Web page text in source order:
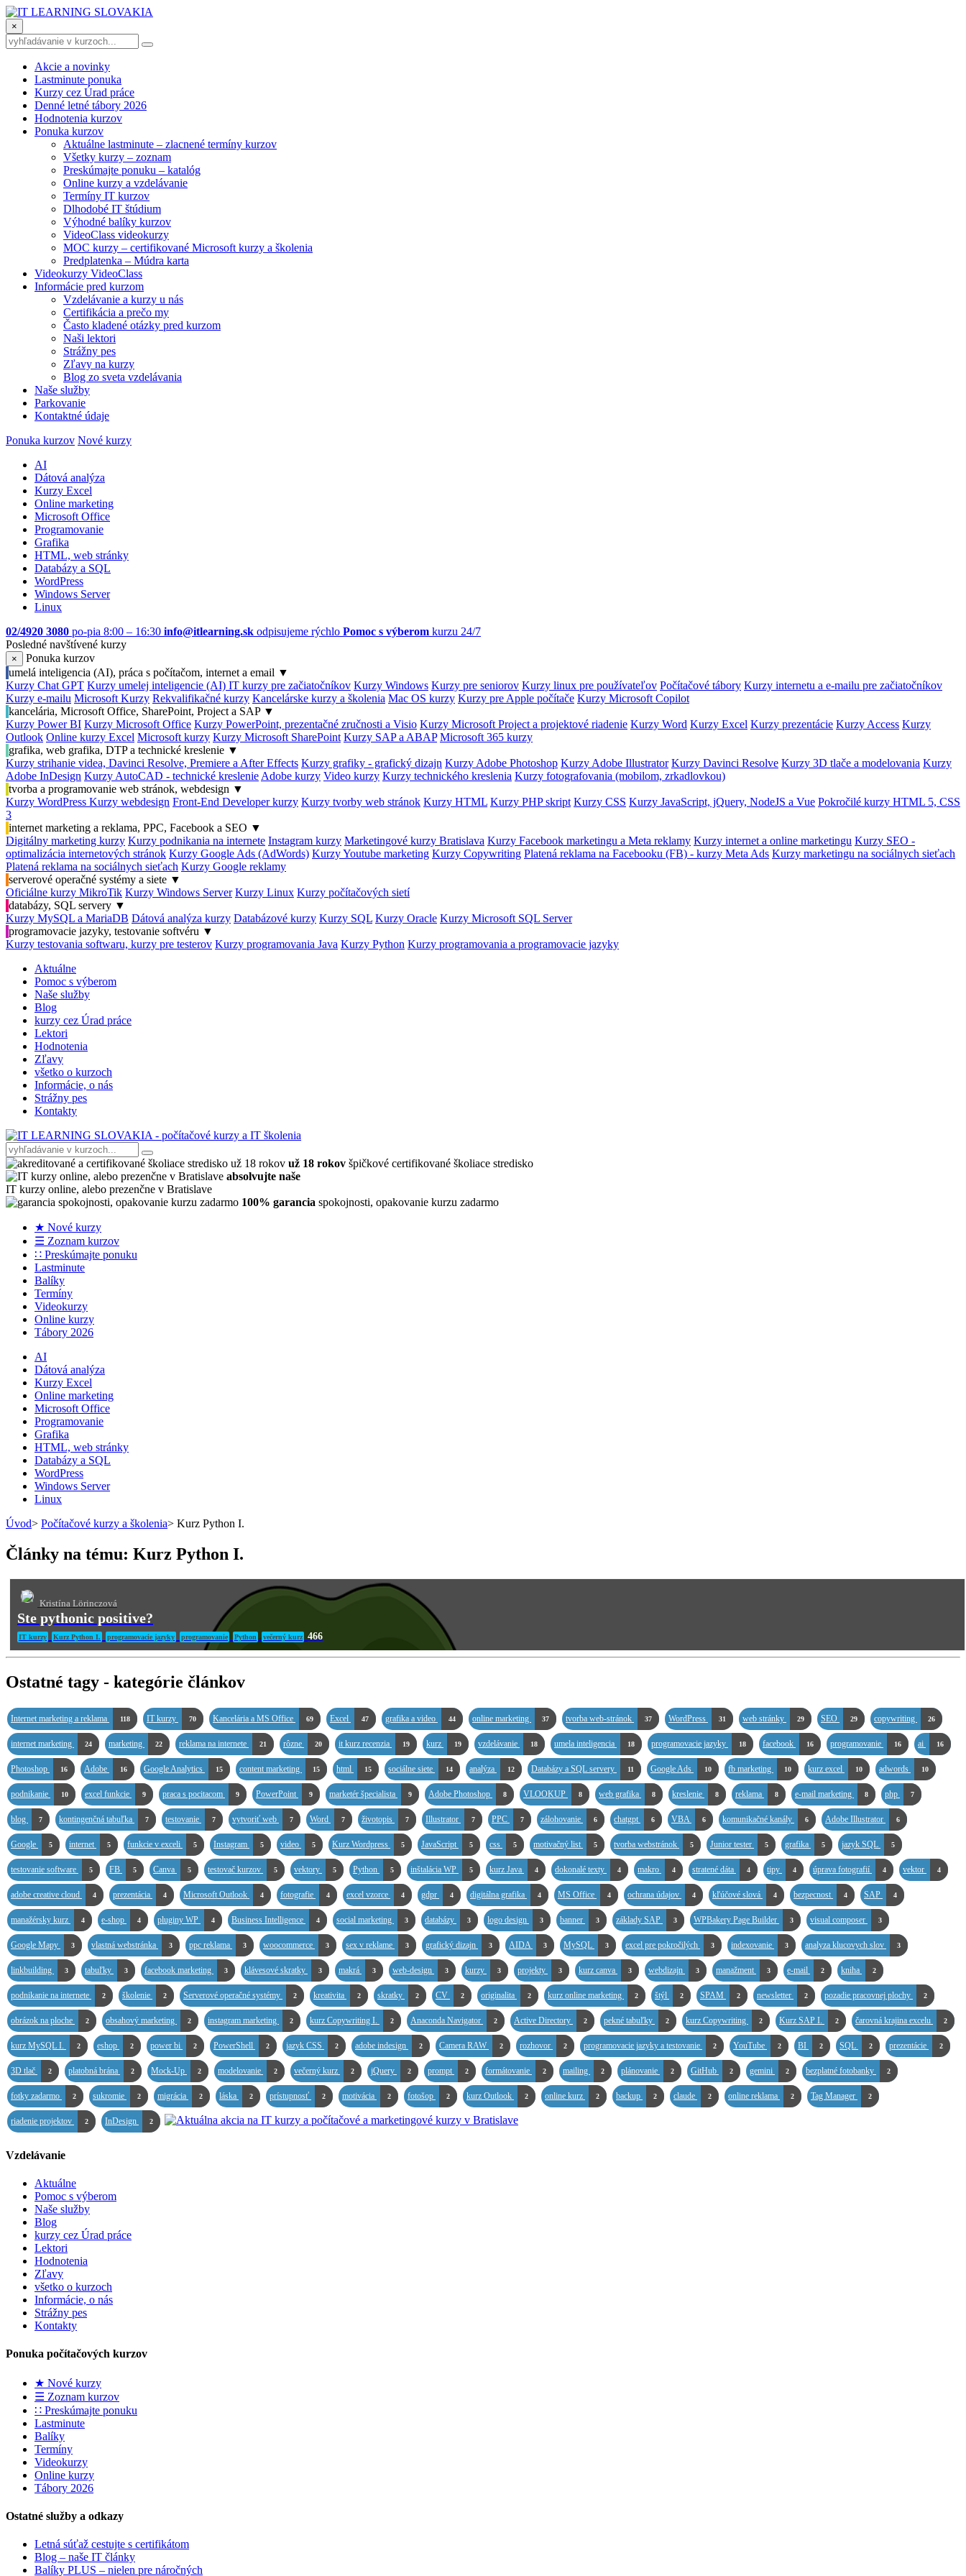
×
Akcie a novinky
Lastminute ponuka
Kurzy cez Úrad práce
Denné letné tábory 2026
Hodnotenia kurzov
Ponuka kurzov
Aktuálne lastminute – zlacnené termíny kurzov
Všetky kurzy – zoznam
Preskúmajte ponuku – katalóg
Online kurzy a vzdelávanie
Termíny IT kurzov
Dlhodobé IT štúdium
Výhodné balíky kurzov
VideoClass videokurzy
MOC kurzy – certifikované Microsoft kurzy a školenia
Predplatenka – Múdra karta
Videokurzy VideoClass
Informácie pred kurzom
Vzdelávanie a kurzy u nás
Certifikácia a prečo my
Často kladené otázky pred kurzom
Naši lektori
Strážny pes
Zľavy na kurzy
Blog zo sveta vzdelávania
Naše služby
Parkovanie
Kontaktné údaje
Ponuka kurzov Nové kurzy
AI
Dátová analýza
Kurzy Excel
Online marketing
Microsoft Office
Programovanie
Grafika
HTML, web stránky
Databázy a SQL
WordPress
Windows Server
Linux
02/4920 3080 po-pia 8:00 – 16:30 info@itlearning.sk odpisujeme rýchlo Pomoc s výberom kurzu 24/7
Posledné navštívené kurzy
×
Ponuka kurzov
umelá inteligencia (AI), práca s počítačom, internet a email ▼
Kurzy Chat GPT Kurzy umelej inteligencie (AI) IT kurzy pre začiatočníkov Kurzy Windows Kurzy pre seniorov Kurzy linux pre používateľov Počítačové tábory Kurzy internetu a e-mailu pre začiatočníkov
Kurzy e-mailu Microsoft Kurzy Rekvalifikačné kurzy Kancelárske kurzy a školenia Mac OS kurzy Kurzy pre Apple počítače Kurzy Microsoft Copilot
kancelária, Microsoft Office, SharePoint, Project a SAP ▼
Kurzy Power BI Kurzy Microsoft Office Kurzy PowerPoint, prezentačné zručnosti a Visio Kurzy Microsoft Project a projektové riadenie Kurzy Word Kurzy Excel Kurzy prezentácie Kurzy Access Kurzy
Outlook Online kurzy Excel Microsoft kurzy Kurzy Microsoft SharePoint Kurzy SAP a ABAP Microsoft 365 kurzy
grafika, web grafika, DTP a technické kreslenie ▼
Kurzy strihanie videa, Davinci Resolve, Premiere a After Effects Kurzy grafiky - grafický dizajn Kurzy Adobe Photoshop Kurzy Adobe Illustrator Kurzy Davinci Resolve Kurzy 3D tlače a modelovania Kurzy
Adobe InDesign Kurzy AutoCAD - technické kreslenie Adobe kurzy Video kurzy Kurzy technického kreslenia Kurzy fotografovania (mobilom, zrkadlovkou)
tvorba a programovanie web stránok, webdesign ▼
Kurzy WordPress Kurzy webdesign Front-End Developer kurzy Kurzy tvorby web stránok Kurzy HTML Kurzy PHP skript Kurzy CSS Kurzy JavaScript, jQuery, NodeJS a Vue Pokročilé kurzy HTML 5, CSS
3
internet marketing a reklama, PPC, Facebook a SEO ▼
Digitálny marketing kurzy Kurzy podnikania na internete Instagram kurzy Marketingové kurzy Bratislava Kurzy Facebook marketingu a Meta reklamy Kurzy internet a online marketingu Kurzy SEO -
optimalizácia internetových stránok Kurzy Google Ads (AdWords) Kurzy Youtube marketing Kurzy Copywriting Platená reklama na Facebooku (FB) - kurzy Meta Ads Kurzy marketingu na sociálnych sieťach
Platená reklama na sociálnych sieťach Kurzy Google reklamy
serverové operačné systémy a siete ▼
Oficiálne kurzy MikroTik Kurzy Windows Server Kurzy Linux Kurzy počítačových sietí
databázy, SQL servery ▼
Kurzy MySQL a MariaDB Dátová analýza kurzy Databázové kurzy Kurzy SQL Kurzy Oracle Kurzy Microsoft SQL Server
programovacie jazyky, testovanie softvéru ▼
Kurzy testovania softwaru, kurzy pre testerov Kurzy programovania Java Kurzy Python Kurzy programovania a programovacie jazyky
Aktuálne
Pomoc s výberom
Naše služby
Blog
kurzy cez Úrad práce
Lektori
Hodnotenia
Zľavy
všetko o kurzoch
Informácie, o nás
Strážny pes
Kontakty
už 18 rokov špičkové certifikované školiace stredisko
absolvujte naše
IT kurzy online, alebo prezenčne v Bratislave
100% garancia spokojnosti, opakovanie kurzu zadarmo
★ Nové kurzy
☰ Zoznam kurzov
∷ Preskúmajte ponuku
Lastminute
Balíky
Termíny
Videokurzy
Online kurzy
Tábory 2026
AI
Dátová analýza
Kurzy Excel
Online marketing
Microsoft Office
Programovanie
Grafika
HTML, web stránky
Databázy a SQL
WordPress
Windows Server
Linux
Úvod> Počítačové kurzy a školenia> Kurz Python I.
Články na tému: Kurz Python I.
Kristína Lörinczová
Ste pythonic positive?
IT kurzy Kurz Python I. programovacie jazyky programovanie Python večerný kurz 466
Ostatné tagy - kategórie článkov
Internet marketing a reklama 118 IT kurzy 70 Kancelária a MS Office 69 Excel 47 grafika a video 44 online marketing 37 tvorba web-stránok 37 WordPress 31 web stránky 29 SEO 29 copywriting 26
internet marketing 24 marketing 22 reklama na internete 21 rôzne 20 it kurz recenzia 19 kurz 19 vzdelávanie 18 umela inteligencia 18 programovacie jazyky 18 facebook 16 programovanie 16 ai 16
Photoshop 16 Adobe 16 Google Analytics 15 content marketing 15 html 15 sociálne siete 14 analýza 12 Databázy a SQL servery 11 Google Ads 10 fb marketing 10 kurz excel 10 adwords 10
podnikanie 10 excel funkcie 9 praca s pocitacom 9 PowerPoint 9 marketér špecialista 9 Adobe Photoshop 8 VLOOKUP 8 web grafika 8 kreslenie 8 reklama 8 e-mail marketing 8 php 7
blog 7 kontingenčná tabuľka 7 testovanie 7 vytvoriť web 7 Word 7 životopis 7 Illustrator 7 PPC 7 zálohovanie 6 chatgpt 6 VBA 6 komunikačné kanály 6 Adobe Illustrator 6
Google 5 internet 5 funkcie v exceli 5 Instagram 5 video 5 Kurz Wordpress 5 JavaScript 5 css 5 motivačný list 5 tvorba webstránok 5 Junior tester 5 grafika 5 jazyk SQL 5
testovanie software 5 FB 5 Canva 5 testovač kurzov 5 vektory 5 Python 5 inštalácia WP 5 kurz Java 4 dokonalé texty 4 makro 4 stratené dáta 4 tipy 4 úprava fotografií 4 vektor 4
adobe creative cloud 4 prezentácia 4 Microsoft Outlook 4 fotografie 4 excel vzorce 4 gdpr 4 digitálna grafika 4 MS Office 4 ochrana údajov 4 kľúčové slová 4 bezpecnost 4 SAP 4
manažérsky kurz 4 e-shop 4 pluginy WP 4 Business Intelligence 4 social marketing 3 databázy 3 logo design 3 banner 3 základy SAP 3 WPBakery Page Builder 3 visual composer 3
Google Mapy 3 vlastná webstránka 3 ppc reklama 3 woocommerce 3 sex v reklame 3 grafický dizajn 3 AIDA 3 MySQL 3 excel pre pokročilých 3 indexovanie 3 analyza klucovych slov 3
linkbuilding 3 tabuľky 3 facebook marketing 3 klávesové skratky 3 makrá 3 web-design 3 kurzy 3 projekty 3 kurz canva 3 webdizajn 3 manažment 3 e-mail 2 kniha 2
podnikanie na internete 2 školenie 2 Serverové operačné systémy 2 kreativita 2 skratky 2 CV 2 originalita 2 kurz online marketing 2 štýl 2 SPAM 2 newsletter 2 pozadie pracovnej plochy 2
obrázok na ploche 2 obsahový marketing 2 instagram marketing 2 kurz Copywriting I. 2 Anaconda Navigator 2 Active Directory 2 pekné tabuľky 2 kurz Copywriting 2 Kurz SAP I. 2 čarovná krajina excelu 2
kurz MySQL I. 2 eshop 2 power bi 2 PowerShell 2 jazyk CSS 2 adobe indesign 2 Camera RAW 2 rozhovor 2 programovacie jazyky a testovanie 2 YouTube 2 BI 2 SQL 2 prezentácie 2
3D tlač 2 platobná brána 2 Mock-Up 2 modelovanie 2 večerný kurz 2 jQuery 2 prompt 2 formátovanie 2 mailing 2 plánovanie 2 GitHub 2 gemini 2 bezplatné fotobanky 2
fotky zadarmo 2 sukromie 2 migrácia 2 láska 2 prístupnosť 2 motivácia 2 fotošop 2 kurz Outlook 2 online kurz 2 backup 2 claude 2 online reklama 2 Tag Manager 2
riadenie projektov 2 InDesign 2
Vzdelávanie
Aktuálne
Pomoc s výberom
Naše služby
Blog
kurzy cez Úrad práce
Lektori
Hodnotenia
Zľavy
všetko o kurzoch
Informácie, o nás
Strážny pes
Kontakty
Ponuka počítačových kurzov
★ Nové kurzy
☰ Zoznam kurzov
∷ Preskúmajte ponuku
Lastminute
Balíky
Termíny
Videokurzy
Online kurzy
Tábory 2026
Ostatné služby a odkazy
Letná súťaž cestujte s certifikátom
Blog – naše IT články
Balíky PLUS – nielen pre náročných